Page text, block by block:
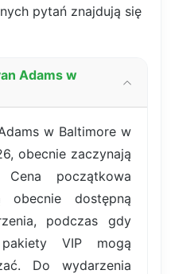
pytań znajdują się
Adams w
w Baltimore w
obecnie zaczynają
początkowa
obecnie dostępną
podczas gdy
VIP mogą
Do wydarzenia